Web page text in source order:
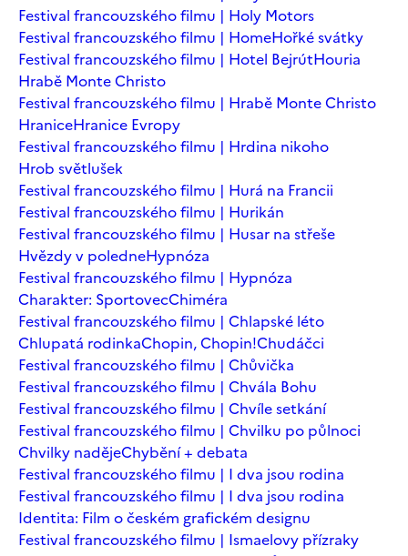
Festival francouzského filmu | Holy Motors
Festival francouzského filmu | HomeHořké svátky
Festival francouzského filmu | Hotel BejrútHouria
Hrabě Monte Christo
Festival francouzského filmu | Hrabě Monte Christo
HraniceHranice Evropy
Festival francouzského filmu | Hrdina nikoho
Hrob světlušek
Festival francouzského filmu | Hurá na Francii
Festival francouzského filmu | Hurikán
Festival francouzského filmu | Husar na střeše
Hvězdy v poledneHypnóza
Festival francouzského filmu | Hypnóza
Charakter: SportovecChiméra
Festival francouzského filmu | Chlapské léto
Chlupatá rodinkaChopin, Chopin!Chudáčci
Festival francouzského filmu | Chůvička
Festival francouzského filmu | Chvála Bohu
Festival francouzského filmu | Chvíle setkání
Festival francouzského filmu | Chvilku po půlnoci
Chvilky nadějeChybění + debata
Festival francouzského filmu | I dva jsou rodina
Festival francouzského filmu | I dva jsou rodina
Identita: Film o českém grafickém designu
Festival francouzského filmu | Ismaelovy přízraky